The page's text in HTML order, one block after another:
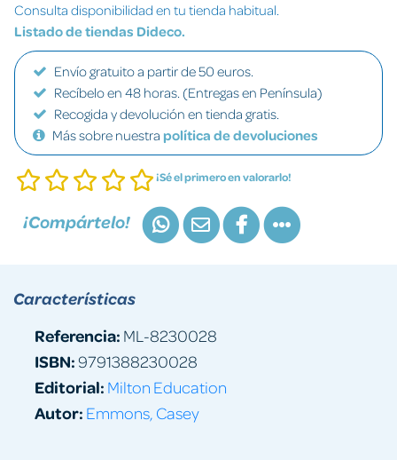
Consulta disponibilidad en tu tienda habitual.
Listado de tiendas Dideco.
Envío gratuito a partir de 50 euros.
Recíbelo en 48 horas. (Entregas en Península)
Recogida y devolución en tienda gratis.
Más sobre nuestra política de devoluciones
¡Sé el primero en valorarlo!
¡Compártelo!
Características
Referencia: ML-8230028
ISBN:9791388230028
Editorial: Milton Education
Autor: Emmons, Casey